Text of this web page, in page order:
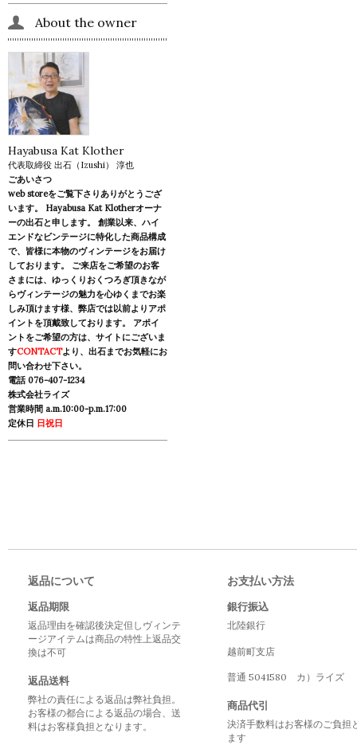
About the owner
Hayabusa Kat Klother
代表取締役 出石（Izushi） 淳也
ごあいさつ
web storeをご覧下さりありがとうござ
います。 Hayabusa Kat Klotherオーナ
ーの出石と申します。 創業以来、ハイ
エンドなビンテージに特化した商品構成
で、皆様に本物のヴィンテージをお届け
しております。 ご来店をご希望のお客
さまには、ゆっくりおくつろぎ頂きなが
らヴィンテージの魅力を心ゆくまでお楽
しみ頂けます様、弊店では以前よりアポ
イントを頂戴致しております。 アポイ
ントをご希望の方は、サイトにございま
すCONTACTより、出石までお気軽にお
問い合わせ下さい。
電話 076-407-1234
株式会社ライズ
営業時間 a.m.10:00-p.m.17:00
定休日 日祝日
返品について
返品期限
返品理由を確認後決定但しヴィンテ
ージアイテムは商品の特性上返品交
換は不可
返品送料
弊社の責任による返品は弊社負担。
お客様の都合による返品の場合、送
料はお客様負担となります。
お支払い方法
銀行振込
北陸銀行
越前町支店
普通 5041580 カ）ライズ
商品代引
決済手数料はお客様のご負担
ます